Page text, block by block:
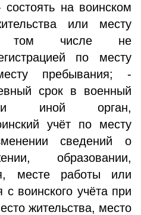
на воинском
или месту
том числе не
по месту
пребывания; -
срок в военный
иной орган,
учёт по месту
сведений о
образовании,
месте работы или
воинского учёта при
жительства, место